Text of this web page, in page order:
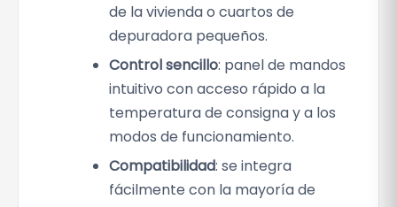
de la vivienda o cuartos de
depuradora pequeños.
Control sencillo: panel de mandos
intuitivo con acceso rápido a la
temperatura de consigna y a los
modos de funcionamiento.
Compatibilidad: se integra
fácilmente con la mayoría de